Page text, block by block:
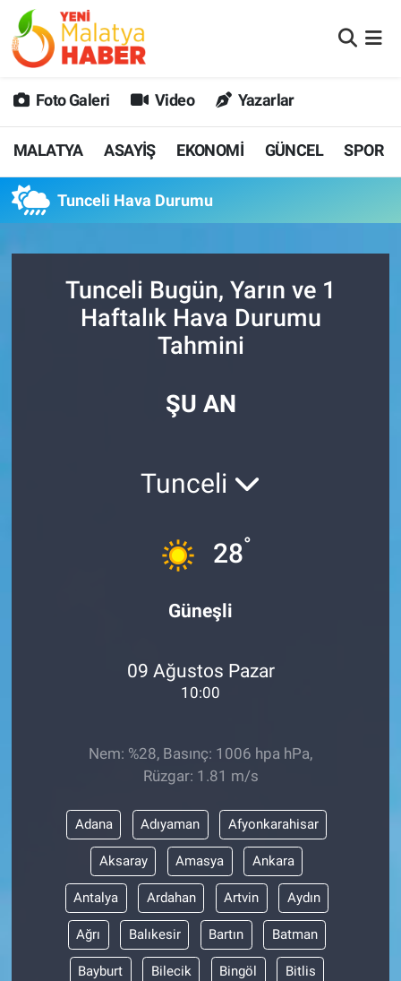
Foto Galeri Video Yazarlar
MALATYA ASAYİŞ EKONOMİ GÜNCEL SPOR
Tunceli Hava Durumu
Tunceli Bugün, Yarın ve 1
Haftalık Hava Durumu
Tahmini
ŞU AN
Tunceli
28°
Güneşli
09 Ağustos Pazar
10:00
Nem: %28, Basınç: 1006 hpa hPa,
Rüzgar: 1.81 m/s
Adana Adıyaman Afyonkarahisar
Aksaray Amasya Ankara
Antalya Ardahan Artvin Aydın
Ağrı Balıkesir Bartın Batman
Bayburt Bilecik Bingöl Bitlis
MALATYA
GÜNCEL
SPOR
SAĞLIK
DİĞER
Malatya Nöbetçi Eczaneler
MALATYA Namaz Vakitleri
Malatya Trafik Yoğunluk Haritası
Süper Lig Puan Durumu ve Fikstür
Tüm Manşetler
Son Dakika Haberleri